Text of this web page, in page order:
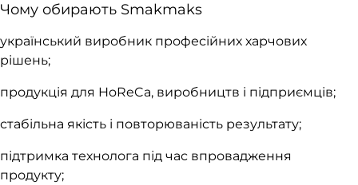
Чому обирають Smakmaks
український виробник професійних харчових
рішень;
продукція для HoReCa, виробництв і підприємців;
стабільна якість і повторюваність результату;
підтримка технолога під час впровадження
продукту;